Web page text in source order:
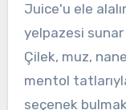
Juice'u ele
yelpazesi
Çilek, muz,
mentol
seçenek